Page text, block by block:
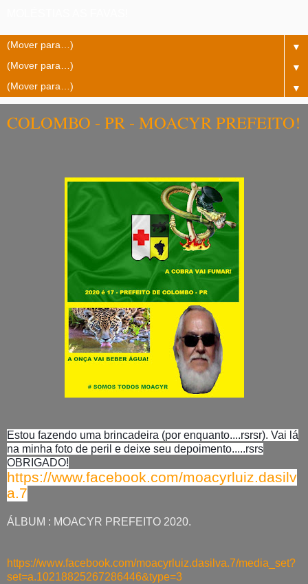
▼
▼
▼
COLOMBO - PR - MOACYR PREFEITO!
Estou fazendo uma brincadeira (por enquanto....rsrsr). Vai lá
na minha foto de peril e deixe seu depoimento.....rsrs
OBRIGADO!
https://www.facebook.com/moacyrluiz.dasilv
a.7
ÁLBUM : MOACYR PREFEITO 2020.
https://www.facebook.com/moacyrluiz.dasilva.7/media_set?
set=a.10218825267286446&type=3